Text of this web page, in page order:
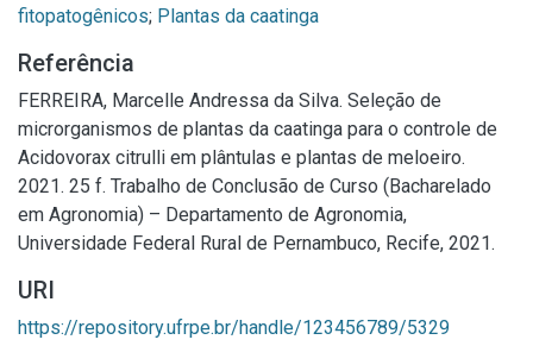
fitopatogênicos; Plantas da caatinga
Referência
FERREIRA, Marcelle Andressa da Silva. Seleção de
microrganismos de plantas da caatinga para o controle de
Acidovorax citrulli em plântulas e plantas de meloeiro.
2021. 25 f. Trabalho de Conclusão de Curso (Bacharelado
em Agronomia) – Departamento de Agronomia,
Universidade Federal Rural de Pernambuco, Recife, 2021.
URI
https://repository.ufrpe.br/handle/123456789/5329